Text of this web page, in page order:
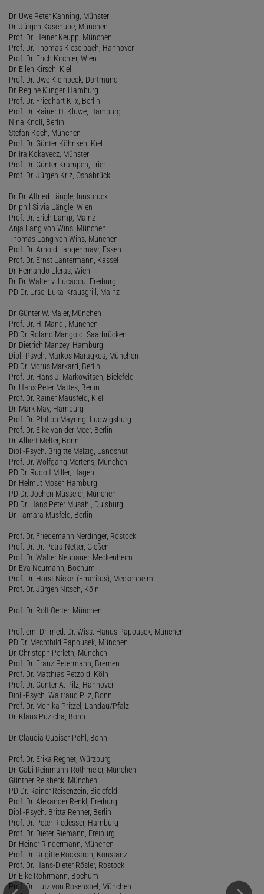
Dr. Uwe Peter Kanning, Münster
Dr. Jürgen Kaschube, München
Prof. Dr. Heiner Keupp, München
Prof. Dr. Thomas Kieselbach, Hannover
Prof. Dr. Erich Kirchler, Wien
Dr. Ellen Kirsch, Kiel
Prof. Dr. Uwe Kleinbeck, Dortmund
Dr. Regine Klinger, Hamburg
Prof. Dr. Friedhart Klix, Berlin
Prof. Dr. Rainer H. Kluwe, Hamburg
Nina Knoll, Berlin
Stefan Koch, München
Prof. Dr. Günter Köhnken, Kiel
Dr. Ira Kokavecz, Münster
Prof. Dr. Günter Krampen, Trier
Prof. Dr. Jürgen Kriz, Osnabrück
Dr. Dr. Alfried Längle, Innsbruck
Dr. phil Silvia Längle, Wien
Prof. Dr. Erich Lamp, Mainz
Anja Lang von Wins, München
Thomas Lang von Wins, München
Prof. Dr. Arnold Langenmayr, Essen
Prof. Dr. Ernst Lantermann, Kassel
Dr. Fernando Lleras, Wien
Dr. Dr. Walter v. Lucadou, Freiburg
PD Dr. Ursel Luka-Krausgrill, Mainz
Dr. Günter W. Maier, München
Prof. Dr. H. Mandl, München
PD Dr. Roland Mangold, Saarbrücken
Dr. Dietrich Manzey, Hamburg
Dipl.-Psych. Markos Maragkos, München
PD Dr. Morus Markard, Berlin
Prof. Dr. Hans J. Markowitsch, Bielefeld
Dr. Hans Peter Mattes, Berlin
Prof. Dr. Rainer Mausfeld, Kiel
Dr. Mark May, Hamburg
Prof. Dr. Philipp Mayring, Ludwigsburg
Prof. Dr. Elke van der Meer, Berlin
Dr. Albert Melter, Bonn
Dipl.-Psych. Brigitte Melzig, Landshut
Prof. Dr. Wolfgang Mertens, München
PD Dr. Rudolf Miller, Hagen
Dr. Helmut Moser, Hamburg
PD Dr. Jochen Müsseler, München
PD Dr. Hans Peter Musahl, Duisburg
Dr. Tamara Musfeld, Berlin
Prof. Dr. Friedemann Nerdinger, Rostock
Prof. Dr. Dr. Petra Netter, Gießen
Prof. Dr. Walter Neubauer, Meckenheim
Dr. Eva Neumann, Bochum
Prof. Dr. Horst Nickel (Emeritus), Meckenheim
Prof. Dr. Jürgen Nitsch, Köln
Prof. Dr. Rolf Oerter, München
Prof. em. Dr. med. Dr. Wiss. Hanus Papousek, München
PD Dr. Mechthild Papousek, München
Dr. Christoph Perleth, München
Prof. Dr. Franz Petermann, Bremen
Prof. Dr. Matthias Petzold, Köln
Prof. Dr. Gunter A. Pilz, Hannover
Dipl.-Psych. Waltraud Pilz, Bonn
Prof. Dr. Monika Pritzel, Landau/Pfalz
Dr. Klaus Puzicha, Bonn
Dr. Claudia Quaiser-Pohl, Bonn
Prof. Dr. Erika Regnet, Würzburg
Dr. Gabi Reinmann-Rothmeier, München
Günther Reisbeck, München
PD Dr. Rainer Reisenzein, Bielefeld
Prof. Dr. Alexander Renkl, Freiburg
Dipl.-Psych. Britta Renner, Berlin
Prof. Dr. Peter Riedesser, Hamburg
Prof. Dr. Dieter Riemann, Freiburg
Dr. Heiner Rindermann, München
Prof. Dr. Brigitte Rockstroh, Konstanz
Prof. Dr. Hans-Dieter Rösler, Rostock
Dr. Elke Rohrmann, Bochum
Prof. Dr. Lutz von Rosenstiel, München